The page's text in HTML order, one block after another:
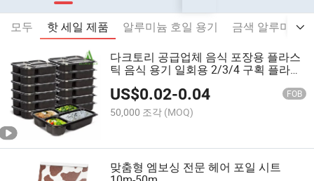
모두 핫 세일 제품 알루미늄 호일 용기
금색 알루미늄
다크토리 공급업체 음식 포장용 플라스
틱 음식 용기 일회용 2/3/4 구획 플라스
용 플라스틱 음식 용기
US$0.02-0.04 FOB
50,000 조각 (MOQ)
맞춤형 엠보싱 전문 헤어 포일 시트